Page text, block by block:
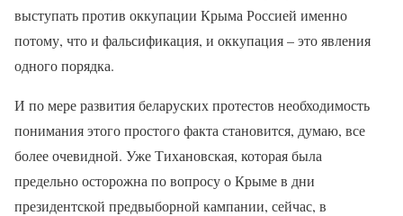
выступать против оккупации Крыма Россией именно
потому, что и фальсификация, и оккупация – это явления
одного порядка.
И по мере развития беларуских протестов необходимость
понимания этого простого факта становится, думаю, все
более очевидной. Уже Тихановская, которая была
предельно осторожна по вопросу о Крыме в дни
президентской предвыборной кампании, сейчас, в